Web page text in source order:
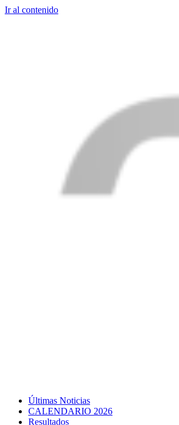
Ir al contenido
Últimas Noticias
CALENDARIO 2026
Resultados